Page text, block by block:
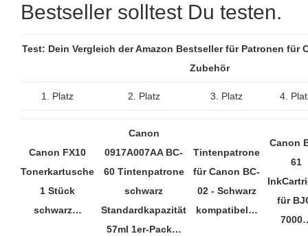
Bestseller solltest Du testen.
Test: Dein Vergleich der Amazon Bestseller für Patronen für
Zubehör
1. Platz 2. Platz 3. Platz 4.
Canon FX10
Tonerkartusche
1 Stück
schwarz…
Canon
0917A007AA BC-
60 Tintenpatrone
schwarz
Standardkapazität
57ml 1er-Pack…
Tintenpatrone
für Canon BC-
02 - Schwarz
kompatibel…
Canon
61
für